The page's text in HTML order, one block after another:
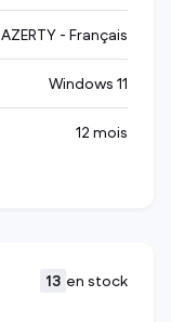
AZERTY - Français
Windows 11
12 mois
13 en stock